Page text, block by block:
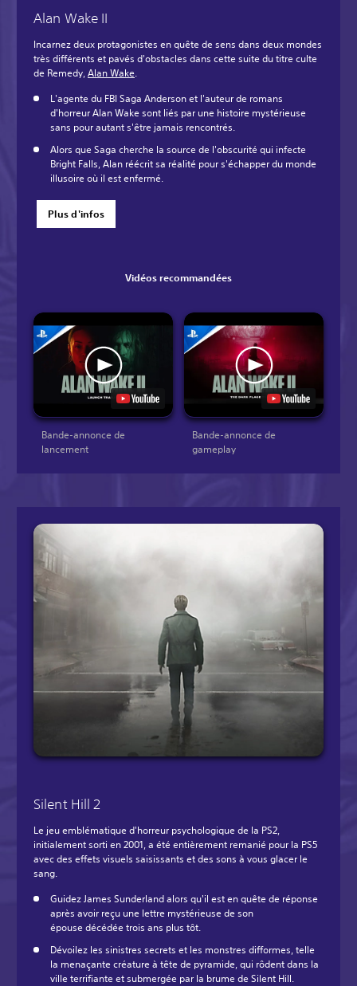
Alan Wake II
Incarnez deux protagonistes en quête de sens dans deux mondes
très différents et pavés d'obstacles dans cette suite du titre culte
de Remedy,Alan Wake.
L'agente du FBI Saga Anderson et l'auteur de romans
d'horreur Alan Wake sont liés par une histoire mystérieuse
sans pour autant s'être jamais rencontrés.
Alors que Saga cherche la source de l'obscurité qui infecte
Bright Falls, Alan réécrit sa réalité pour s'échapper du monde
illusoire où il est enfermé.‎
Plus d'infos
Vidéos recommandées
Bande-annonce de
lancement
Bande-annonce de
gameplay
Silent Hill 2
Le jeu emblématique d'horreur psychologique de la PS2,
initialement sorti en 2001, a été entièrement remanié pour la PS5
avec des effets visuels saisissants et des sons à vous glacer le
sang.
Guidez James Sunderland alors qu'il est en quête de réponse
après avoir reçu une lettre mystérieuse de son
épouse décédée trois ans plus tôt.
Dévoilez les sinistres secrets et les monstres difformes, telle
la menaçante créature à tête de pyramide, qui rôdent dans la
ville terrifiante et submergée par la brume de Silent Hill.